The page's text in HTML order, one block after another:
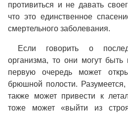
противиться и не давать
что это единственное
смертельного заболевания.
Если говорить о
организма, то они могут
первую очередь может
брюшной полости.
также может привести к
тоже может «выйти из